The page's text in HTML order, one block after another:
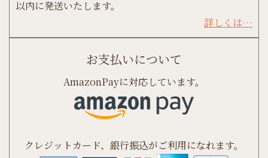
以内に発送いたします。
詳しくは…
お支払いについて
AmazonPayに対応しています。
クレジットカード、銀行振込がご利用になれます。